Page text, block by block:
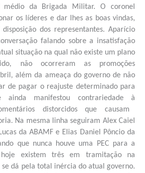
médio da Brigada Militar. O coronel
os líderes e dar lhes as boas vindas,
dos representantes. Aparício
falando sobre a insatisfação
situação na qual não existe um plano
não ocorreram as promoções
além da ameaça do governo de não
de pagar o reajuste determinado para
ainda
manifestou contrariedade à
distorcidos que causam
Na mesma linha seguiram Alex Caiel
da ABAMF e Elias Daniel Pôncio da
que nunca houve uma PEC para a
existem trêsem tramitação na
se dá pela total inércia do atual governo.